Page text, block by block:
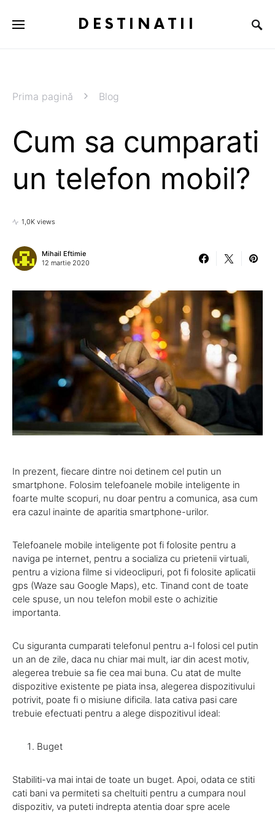
DESTINATII
Prima pagină Blog
Cum sa cumparati
un telefon mobil?
1,0K views
Mihail Eftimie
12 martie 2020
In prezent, fiecare dintre noi detinem cel putin un
smartphone. Folosim telefoanele mobile inteligente in
foarte multe scopuri, nu doar pentru a comunica, asa cum
era cazul inainte de aparitia smartphone-urilor.
Telefoanele mobile inteligente pot fi folosite pentru a
naviga pe internet, pentru a socializa cu prietenii virtuali,
pentru a viziona filme si videoclipuri, pot fi folosite aplicatii
gps (Waze sau Google Maps), etc. Tinand cont de toate
cele spuse, un nou telefon mobil este o achizitie
importanta.
Cu siguranta cumparati telefonul pentru a-l folosi cel putin
un an de zile, daca nu chiar mai mult, iar din acest motiv,
alegerea trebuie sa fie cea mai buna. Cu atat de multe
dispozitive existente pe piata insa, alegerea dispozitivului
potrivit, poate fi o misiune dificila. Iata cativa pasi care
trebuie efectuati pentru a alege dispozitivul ideal:
Buget
Stabiliti-va mai intai de toate un buget. Apoi, odata ce stiti
cati bani va permiteti sa cheltuiti pentru a cumpara noul
dispozitiv, va puteti indrepta atentia doar spre acele